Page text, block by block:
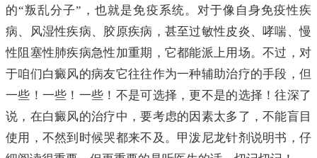
的“叛乱分子”，也就是免疫系统。对于像自身免疫性疾
病、风湿性疾病、胶原疾病，甚至过敏性皮炎、哮喘、慢
性阻塞性肺疾病急性加重期，它都能派上用场。不过，对
于咱们白癜风的病友它往往作为一种辅助治疗的手段，但
一些！一些！一些！不是可选择，更不是的选择！往深了
说，在白癜风的治疗中，要考虑的因素太多了，不能盲目
使用，不然到时候哭都来不及。甲泼尼龙针剂说明书，仔